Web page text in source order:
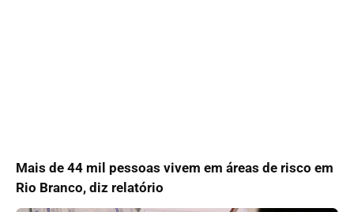
Mais de 44 mil pessoas vivem em áreas de risco em
Rio Branco, diz relatório